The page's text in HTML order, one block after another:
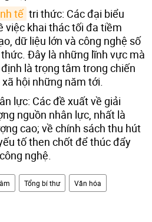
tế tri thức: Các đại biểu
việc khai thác tối đa tiềm
dữ liệu lớn và công nghệ số
Đây là những lĩnh vực mà
là trọng tâm trong chiến
hội những năm tới.
lực: Các đề xuất về giải
nguồn nhân lực, nhất là
cao; về chính sách thu hút
tố then chốt để thúc đẩy
nghệ.
Tổng bí thư Văn hóa